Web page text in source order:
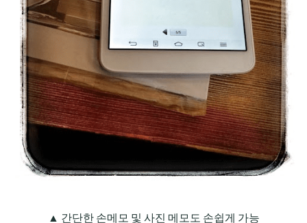
▲ 간단한 손메모 및 사진 메모도 손쉽게 가능